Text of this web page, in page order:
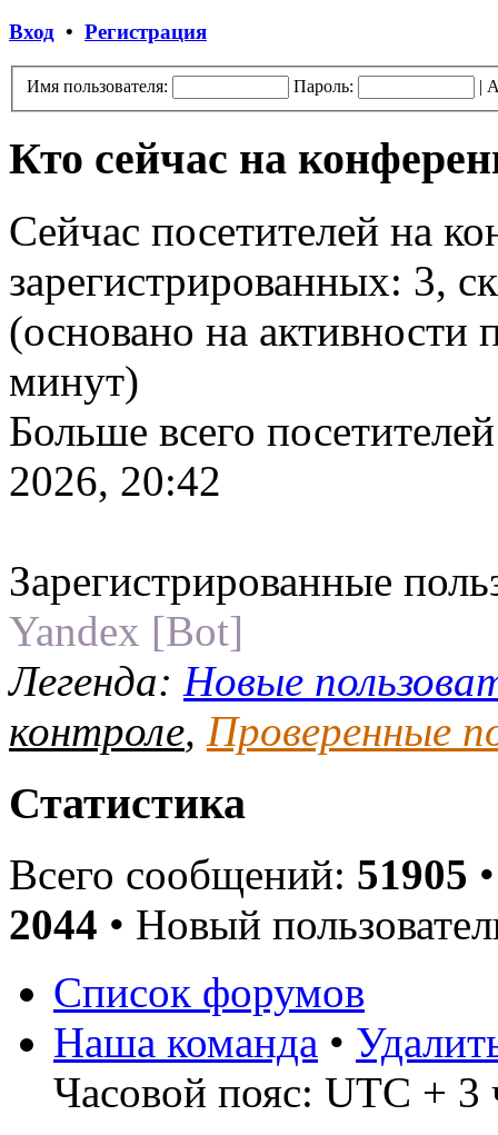
Вход • Регистрация
Имя пользователя: Пароль: |
Кто сейчас на
Сейчас посетителей на
зарегистрированных: 3,
(основано на активности
минут)
Больше всего
2026, 20:42
Зарегистрированные
Yandex [Bot]
Легенда: Новые
контроле, Проверенные
Статистика
Всего сообщений: 51905
2044 • Новый
Список форумов
Наша команда •
Часовой пояс: UTC + 3